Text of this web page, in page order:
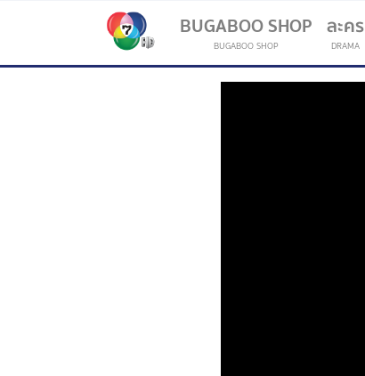
BUGABOO SHOP
BUGABOO SHOP
ละคร
DRAMA